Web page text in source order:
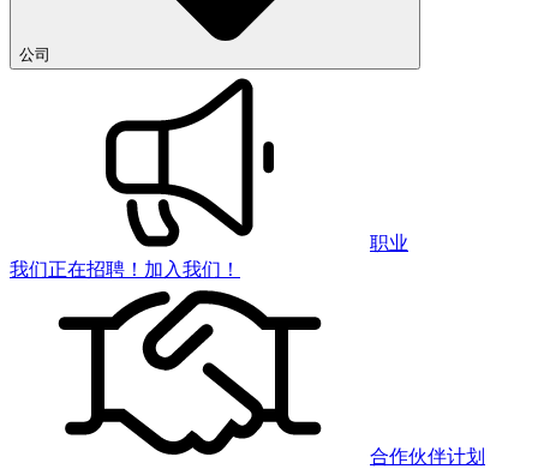
公司
职业
我们正在招聘！加入我们！
合作伙伴计划